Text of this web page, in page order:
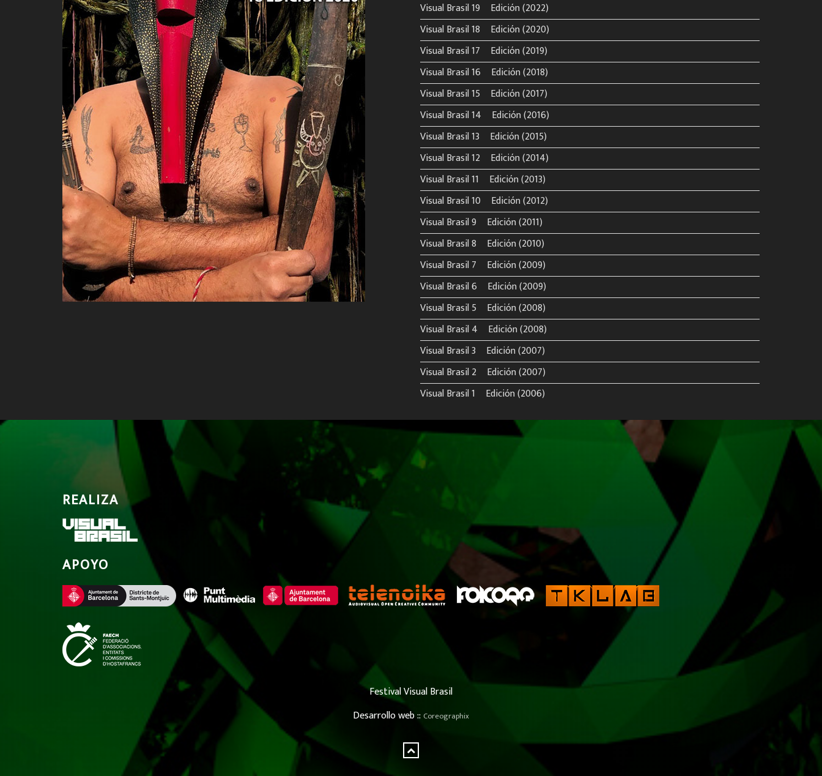
Visual Brasil 19º Edición (2022)
Visual Brasil 18º Edición (2020)
Visual Brasil 17º Edición (2019)
Visual Brasil 16º Edición (2018)
Visual Brasil 15º Edición (2017)
Visual Brasil 14º Edición (2016)
Visual Brasil 13º Edición (2015)
Visual Brasil 12º Edición (2014)
Visual Brasil 11º Edición (2013)
Visual Brasil 10º Edición (2012)
Visual Brasil 9º Edición (2011)
Visual Brasil 8º Edición (2010)
Visual Brasil 7º Edición (2009)
Visual Brasil 6º Edición (2009)
Visual Brasil 5º Edición (2008)
Visual Brasil 4º Edición (2008)
Visual Brasil 3º Edición (2007)
Visual Brasil 2º Edición (2007)
Visual Brasil 1º Edición (2006)
REALIZA
APOYO
Festival Visual Brasil
Desarrollo web :: Coreographix